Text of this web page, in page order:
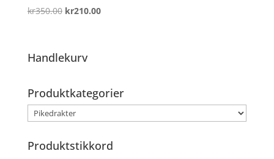
kr350.00 Original
kr350.00.
kr210.00Current
Handlekurv
Produktkategorier
Produktstikkord